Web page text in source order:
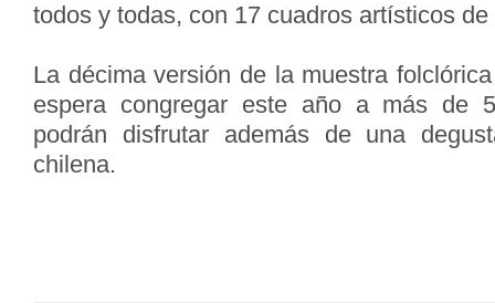
todos y todas, con 17 cuadros artísticos
La décima versión de la muestra
espera congregar este año a más de
podrán disfrutar además de una
chilena.